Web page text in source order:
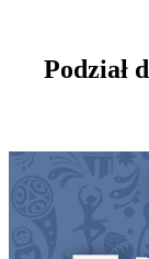
Podział